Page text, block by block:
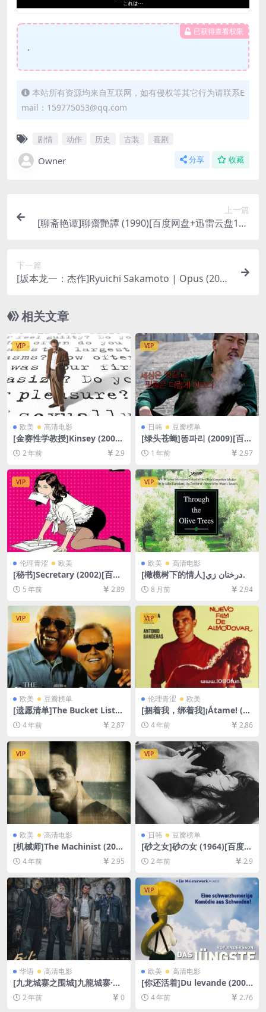
已获得查看权限
.
本站所有资源均来自互联网，如有侵权等其它行为请联系E
mail：159775053@qq.com
剧情 动作 历史 古装 喜剧
Owner 分享 收藏
上一篇
[聊斋艳谭]聊齋艷譚 (1990)[百度网盘+迅雷云盘108
和谐压缩包（含解压密码）】
下一篇
[坂本龙一：杰作]Ryuichi Sakamoto | Opus (202
在线播放/下载][MP4/6.7GB][纯音乐无字幕]
相关文章
VIP
欧美 高清电影
[金赛性学教授]Kinsey (2004)
[百度网盘+夸克网盘1080P超
清未删减资源][网盘在线播放/
下载][MP4/7GB][中文字幕]
2 年前 2.9
VIP
日韩 豆瓣榜单
[绿头苍蝇]똥파리 (2009)[百度
网盘+夸克网盘1080P超清未
删减资源][网盘在线播放/下
载][MP4/8.8GB][中文字幕]
1 年前 2.97
VIP
伦理青涩 欧美
[秘书]Secretary (2002)[百度
网盘+迅雷云盘资源1080P超
清未删减][MP4/6.6GB][中英
5 年前 2.89
VIP
欧美 高清电影
[橄榄树下的情人]زير درختان زي
تون (1994)[百度网盘+夸克网
盘1080P超清未删减资源][网
B][中英字幕]
8 月前 2.94
VIP
欧美 豆瓣榜单
[遗愿清单]The Bucket List
(2007)[百度网盘+迅雷云盘资
源1080P超清未删减][MP4/6.
2GB][中英字幕]
4 年前 2.87
VIP
伦理青涩 欧美
[捆着我，绑着我]¡Átame! (19
89)[百度网盘+迅雷云盘资源1
080P超清未删减][MP4/9GB]
[中文字幕]
4 年前 2.86
VIP
欧美 高清电影
[机械师]The Machinist (200
4)[百度网盘+迅雷云盘资源10
80P超清未删减][MP4/6.3GB]
[中英字幕]
4 年前 2.95
VIP
日韩 豆瓣榜单
[砂之女]砂の女 (1964)[百度网
盘+夸克网盘1080P超清未删
减资源][网盘在线播放/下载]
[MP4/9.6GB][中文字幕]
2 年前 2.9
华语 高清电影
[九龙城寨之围城]九龍城寨·圍
城 (2024)[百度网盘+夸克网盘
1080P超清未删减资源][网盘
2 年前 0
VIP
欧美 高清电影
[你还活着]Du levande (200
7)[百度网盘+迅雷云盘资源10
80P超清][MP4/5.9GB][中文
4 年前 2.76